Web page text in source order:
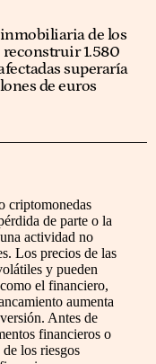
de los
1.580
superaría
de euros
criptomonedas
de parte o la
actividad no
Los precios de las
y pueden
el financiero,
aumenta
Antes de
financieros o
los riesgos